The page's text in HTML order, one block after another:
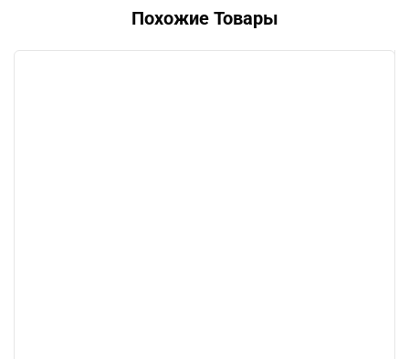
Похожие Товары